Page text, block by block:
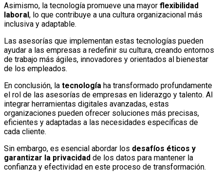
Asimismo, la tecnología promueve una mayor flexibilidad
laboral, lo que contribuye a una cultura organizacional más
inclusiva y adaptable.
Las asesorías que implementan estas tecnologías pueden
ayudar a las empresas a redefinir su cultura, creando entornos
de trabajo más ágiles, innovadores y orientados al bienestar
de los empleados.
En conclusión, la tecnología ha transformado profundamente
el rol de las asesorías de empresas en liderazgo y talento. Al
integrar herramientas digitales avanzadas, estas
organizaciones pueden ofrecer soluciones más precisas,
eficientes y adaptadas a las necesidades específicas de
cada cliente.
Sin embargo, es esencial abordar los desafíos éticos y
garantizar la privacidad de los datos para mantener la
confianza y efectividad en este proceso de transformación.